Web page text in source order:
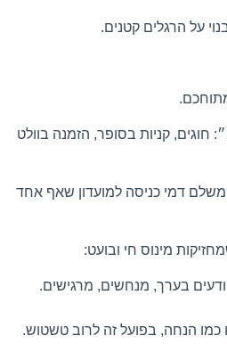
על הרגלים קטנים.
קניות בסופר, הזמנה בוולט
דמי כניסה למועדון שאף אחד
מינוס חי ובועט:
בערך, מנחשים, מרגישים.
כמו הנחה, בפועל זה לרוב טשטוש.